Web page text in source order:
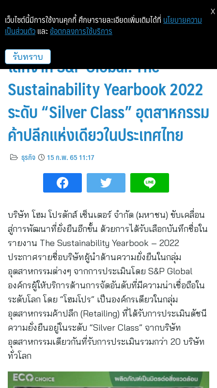
โฮมโปร ติดอันดับความยั่งยืนระดับ
โลกจาก S&P Global: The
Sustainability Yearbook 2022
ระดับ “Silver Class” อุตสาหกรรม
ค้าปลีกแห่งเดียวในประเทศไทย
ธุรกิจ 15 ก.พ. 65 11:17
บริษัท โฮม โปรดักส์ เซ็นเตอร์ จำกัด (มหาชน) ขับเคลื่อน
สู่การพัฒนาที่ยั่งยืนอีกขั้น ด้วยการได้รับเลือกบันทึกชื่อใน
รายงาน The Sustainability Yearbook – 2022
ประกาศรายชื่อบริษัทผู้นำด้านความยั่งยืนในกลุ่ม
อุตสาหกรรมต่างๆ จากการประเมินโดย S&P Global
องค์กรผู้ให้บริการด้านการจัดอันดับที่มีความน่าเชื่อถือใน
ระดับโลก โดย “โฮมโปร” เป็นองค์กรเดียวในกลุ่ม
อุตสาหกรรมค้าปลีก (Retailing) ที่ได้รับการประเมินดัชนี
ความยั่งยืนอยู่ในระดับ “Silver Class” จากบริษัท
อุตสาหกรรมเดียวกันที่รับการประเมินรวมกว่า 20 บริษัท
ทั่วโลก
เว็บไซต์นี้มีการใช้งานคุกกี้ ศึกษารายละเอียดเพิ่มเติมได้ที่ นโยบายความ
เป็นส่วนตัว และ ข้อตกลงการใช้บริการ
รับทราบ
X